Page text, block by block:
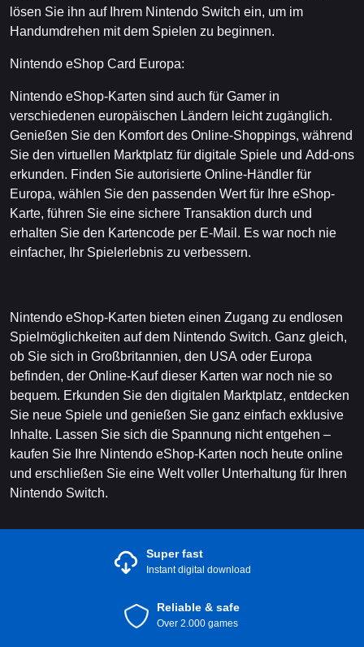
lösen Sie ihn auf Ihrem Nintendo Switch ein, um im
Handumdrehen mit dem Spielen zu beginnen.
Nintendo eShop Card Europa:
Nintendo eShop-Karten sind auch für Gamer in
verschiedenen europäischen Ländern leicht zugänglich.
Genießen Sie den Komfort des Online-Shoppings, während
Sie den virtuellen Marktplatz für digitale Spiele und Add-ons
erkunden. Finden Sie autorisierte Online-Händler für
Europa, wählen Sie den passenden Wert für Ihre eShop-
Karte, führen Sie eine sichere Transaktion durch und
erhalten Sie den Kartencode per E-Mail. Es war noch nie
einfacher, Ihr Spielerlebnis zu verbessern.
Nintendo eShop-Karten bieten einen Zugang zu endlosen
Spielmöglichkeiten auf dem Nintendo Switch. Ganz gleich,
ob Sie sich in Großbritannien, den USA oder Europa
befinden, der Online-Kauf dieser Karten war noch nie so
bequem. Erkunden Sie den digitalen Marktplatz, entdecken
Sie neue Spiele und genießen Sie ganz einfach exklusive
Inhalte. Lassen Sie sich die Spannung nicht entgehen –
kaufen Sie Ihre Nintendo eShop-Karten noch heute online
und erschließen Sie eine Welt voller Unterhaltung für Ihren
Nintendo Switch.
Super fast
Instant digital download
Reliable & safe
Over 2.000 games